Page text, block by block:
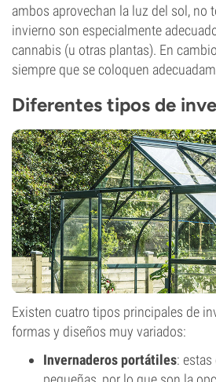
ambos aprovechan la luz del sol, no
invierno son especialmente
cannabis (u otras plantas). En
siempre que se coloquen
Diferentes tipos de
Existen cuatro tipos principales de
formas y diseños muy variados:
Invernaderos portátiles: